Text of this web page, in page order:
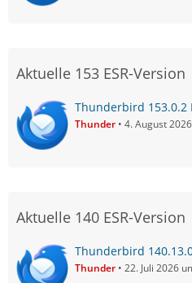
Aktuelle 153 ESR-Version
Thunderbird 153.0.2
Thunder 4. August
Aktuelle 140 ESR-Version
Thunderbird
Thunder 22. Juli 2026